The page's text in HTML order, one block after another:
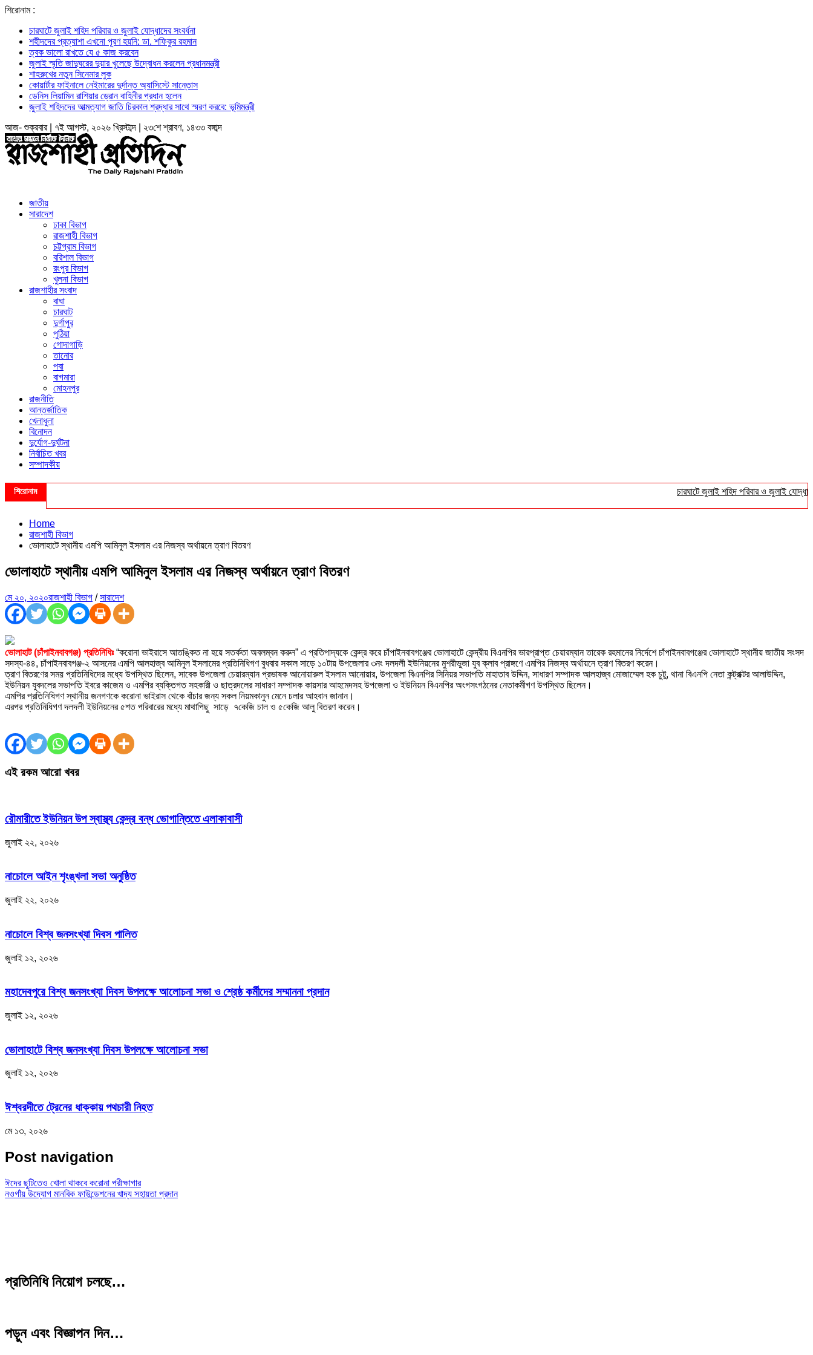
শিরোনাম :
চারঘাটে জুলাই শহিদ পরিবার ও জুলাই যোদ্ধাদের সংবর্ধনা
শহীদদের প্রত্যাশা এখনো পূরণ হয়নি: ডা. শফিকুর রহমান
ত্বক ভালো রাখতে যে ৫ কাজ করবেন
জুলাই স্মৃতি জাদুঘরের দুয়ার খুলেছে উদ্বোধন করলেন প্রধানমন্ত্রী
শাহরুখের নতুন সিনেমার লুক
কোয়ার্টার ফাইনালে নেইমারের দুর্দান্ত অ্যাসিস্টে সান্তোস
ডেনিস লিয়ামিন রাশিয়ার ড্রোন বাহিনীর প্রধান হলেন
জুলাই শহিদদের আত্মত্যাগ জাতি চিরকাল শ্রদ্ধার সাথে স্মরণ করবে: ভূমিমন্ত্রী
আজ- শুক্রবার | ৭ই আগস্ট, ২০২৬ খ্রিস্টাব্দ | ২৩শে শ্রাবণ, ১৪৩৩ বঙ্গাব্দ
জাতীয়
সারাদেশ
ঢাকা বিভাগ
রাজশাহী বিভাগ
চট্টগ্রাম বিভাগ
বরিশাল বিভাগ
রংপুর বিভাগ
খুলনা বিভাগ
রাজশাহীর সংবাদ
বাঘা
চারঘাট
দুর্গাপুর
পুঠিয়া
গোদাগাড়ি
তানোর
পবা
বাগমারা
মোহনপুর
রাজনীতি
আন্তর্জাতিক
খেলাধুলা
বিনোদন
দুর্যোগ-দুর্ঘটনা
নির্বাচিত খবর
সম্পাদকীয়
শিরোনাম চারঘাটে জুলাই শহিদ পরিবার ও জুলাই যোদ্ধাদের
Home
রাজশাহী বিভাগ
ভোলাহাটে স্থানীয় এমপি আমিনুল ইসলাম এর নিজস্ব অর্থায়নে ত্রাণ বিতরণ
ভোলাহাটে স্থানীয় এমপি আমিনুল ইসলাম এর নিজস্ব অর্থায়নে ত্রাণ বিতরণ
মে ২০, ২০২০রাজশাহী বিভাগ /সারাদেশ
ভোলাহাট (চাঁপাইনবাবগঞ্জ) প্রতিনিধিঃ“করোনা ভাইরাসে আতঙ্কিত না হয়ে সতর্কতা অবলম্বন করুন” এ প্রতিপাদ্যকে কেন্দ্র করে চাঁপাইনবাবগঞ্জের ভোলাহাটে কেন্দ্রীয় বিএনপির ভারপ্রাপ্ত চেয়ারম্যান তারেক রহমানের নির্দেশে চাঁপাইনবাবগঞ্জের ভোলাহাটে স্থানীয় জাতীয় সংসদ
সদস্য-৪৪, চাঁপাইনবাবগঞ্জ-২ আসনের এমপি আলহাজ্ব আমিনুল ইসলামের প্রতিনিধিগণ বুধবার সকাল সাড়ে ১০টায় উপজেলার ৩নং দলদলী ইউনিয়নের মুশরীভুজা যুব ক্লাব প্রাঙ্গণে এমপির নিজস্ব অর্থায়নে ত্রাণ বিতরণ করেন।
ত্রাণ বিতরণের সময় প্রতিনিধিদের মধ্যে উপস্থিত ছিলেন, সাবেক উপজেলা চেয়ারম্যান প্রভাষক আনোয়ারুল ইসলাম আনোয়ার, উপজেলা বিএনপির সিনিয়র সভাপতি মাহাতাব উদ্দিন, সাধারণ সম্পাদক আলহাজ্ব মোজাম্মেল হক চুটু, থানা বিএনপি নেতা কন্ট্রাক্টর আলাউদ্দিন,
ইউনিয়ন যুবদলের সভাপতি ইবরে কাজেম ও এমপির ব্যক্তিগত সহকারী ও ছাত্রদলের সাধারণ সম্পাদক কায়সার আহমেদসহ উপজেলা ও ইউনিয়ন বিএনপির অংগসংগঠনের নেতাকর্মীগণ উপস্থিত ছিলেন।
এমপির প্রতিনিধিগণ স্থানীয় জনগণকে করোনা ভাইরাস থেকে বাঁচার জন্য সকল নিয়মকানুন মেনে চলার আহবান জানান।
এরপর প্রতিনিধিগণ দলদলী ইউনিয়নের ৫শত পরিবারের মধ্যে মাথাপিছু সাড়ে ৭কেজি চাল ও ৫কেজি আলু বিতরণ করেন।
এই রকম আরো খবর
রৌমারীতে ইউনিয়ন উপ স্বাস্থ্য কেন্দ্র বন্ধ ভোগান্তিতে এলাকাবাসী
জুলাই ২২, ২০২৬
নাচোলে আইন শৃংঙ্খলা সভা অনুষ্ঠিত
জুলাই ২২, ২০২৬
নাচোলে বিশ্ব জনসংখ্যা দিবস পালিত
জুলাই ১২, ২০২৬
মহাদেবপুরে বিশ্ব জনসংখ্যা দিবস উপলক্ষে আলোচনা সভা ও শ্রেষ্ঠ কর্মীদের সম্মাননা প্রদান
জুলাই ১২, ২০২৬
ভোলাহাটে বিশ্ব জনসংখ্যা দিবস উপলক্ষে আলোচনা সভা
জুলাই ১২, ২০২৬
ঈশ্বরদীতে ট্রেনের ধাক্কায় পথচারী নিহত
মে ১৩, ২০২৬
Post navigation
ঈদের ছুটিতেও খোলা থাকবে করোনা পরীক্ষাগার
নওগাঁয় উদ্যোগ মানবিক ফাউন্ডেশনের খাদ্য সহায়তা প্রদান
প্রতিনিধি নিয়োগ চলছে…
পড়ুন এবং বিজ্ঞাপন দিন…